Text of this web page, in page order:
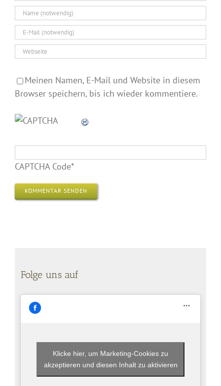
Meinen Namen, E-Mail und Website in diesem
Browser speichern, bis ich wieder kommentiere.
CAPTCHA Code*
Folge uns auf
Klicke hier, um Marketing-Cookies zu
akzeptieren und diesen Inhalt zu aktivieren